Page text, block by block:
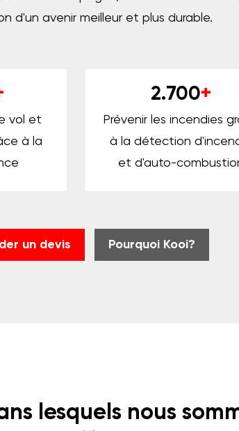
d'un avenir meilleur et plus durable.
vol et
à la
2.700+
Prévenir les incendies
à la détection
et d'auto-
un devis Pourquoi Kooi?
lesquels nous